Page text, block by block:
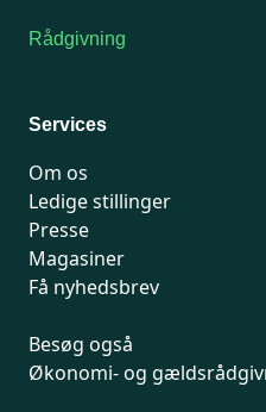
Rådgivning
Services
Om os
Ledige stillinger
Presse
Magasiner
Få nyhedsbrev
Besøg også
Økonomi- og